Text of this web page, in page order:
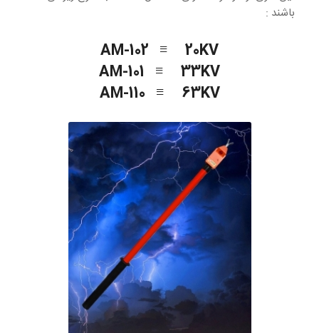
باشند :
AM-102 ≡ 20KV
AM-101 ≡ 33KV
AM-110 ≡ 63KV